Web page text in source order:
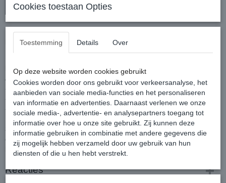
In winkelwagen
Het bekende bruine middel tegen staart- en manenbijten,
knabbelen aan de stal, enz.
Flesje van 5ml om zelf te vermengen.
De kenmerkende afstotende geur maakt een radicaal einde
aan:
- Veren pikken bij kippen,
- Staartbijten en vechten bij varkens en biggen,
- Aanwezigheid van vliegen en dazen
Samenstelling:
Aqua, vloeibare zeep, combinatie van kruiden en
etherische oliën (o.a. kruidnagel).
Dosering / oplossing:
5 ml per 500 ml
Reacties
Cookies toestaan Opties
Toestemming Details Over
Op deze website worden cookies gebruikt
Cookies worden door ons gebruikt voor verkeersanalyse, het
aanbieden van sociale media-functies en het personaliseren
van informatie en advertenties. Daarnaast verlenen we onze
sociale media-, advertentie- en analysepartners toegang tot
informatie over hoe u onze site gebruikt. Zij kunnen deze
informatie gebruiken in combinatie met andere gegevens die
zij mogelijk hebben verzameld door uw gebruik van hun
diensten of die u hen hebt verstrekt.